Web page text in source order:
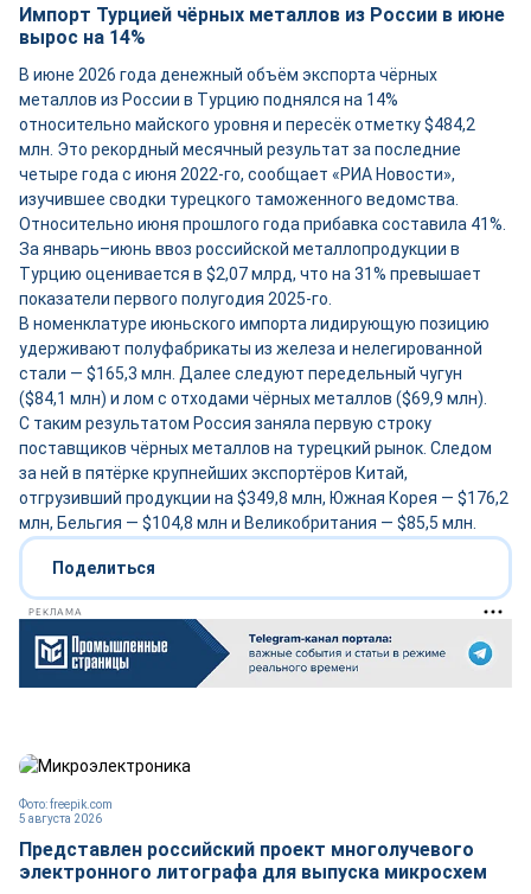
Импорт Турцией чёрных металлов из России в июне
вырос на 14%
В июне 2026 года денежный объём экспорта чёрных
металлов из России в Турцию поднялся на 14%
относительно майского уровня и пересёк отметку $484,2
млн. Это рекордный месячный результат за последние
четыре года с июня 2022-го, сообщает «РИА Новости»,
изучившее сводки турецкого таможенного ведомства.
Относительно июня прошлого года прибавка составила 41%.
За январь–июнь ввоз российской металлопродукции в
Турцию оценивается в $2,07 млрд, что на 31% превышает
показатели первого полугодия 2025-го.
В номенклатуре июньского импорта лидирующую позицию
удерживают полуфабрикаты из железа и нелегированной
стали — $165,3 млн. Далее следуют передельный чугун
($84,1 млн) и лом с отходами чёрных металлов ($69,9 млн).
С таким результатом Россия заняла первую строку
поставщиков чёрных металлов на турецкий рынок. Следом
за ней в пятёрке крупнейших экспортёров Китай,
отгрузивший продукции на $349,8 млн, Южная Корея — $176,2
млн, Бельгия — $104,8 млн и Великобритания — $85,5 млн.
Поделиться
РЕКЛАМА
5 августа 2026
Фото: freepik.com
Представлен российский проект многолучевого
электронного литографа для выпуска микросхем